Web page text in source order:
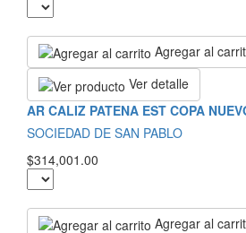
Agregar al
Ver detalle
AR CALIZ PATENA EST COPA
SOCIEDAD DE SAN PABLO
$314,001.00
Agregar al